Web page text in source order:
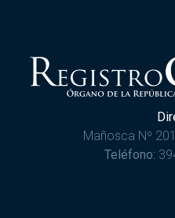
Mañosca Nº
Teléfono: